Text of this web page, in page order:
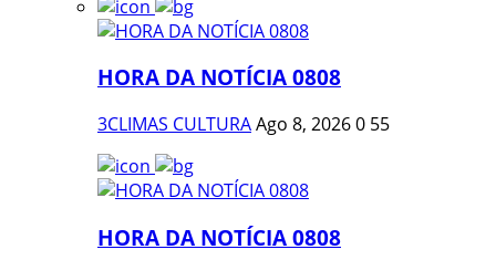
HORA DA NOTÍCIA 0808
3CLIMAS CULTURAAgo 8, 20260 55
HORA DA NOTÍCIA 0808